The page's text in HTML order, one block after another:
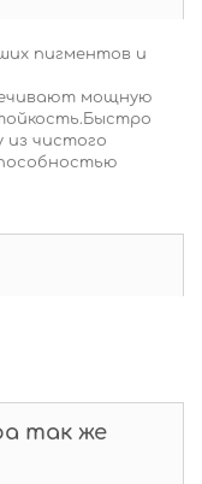
пигментов и
мощную
из чистого
так же